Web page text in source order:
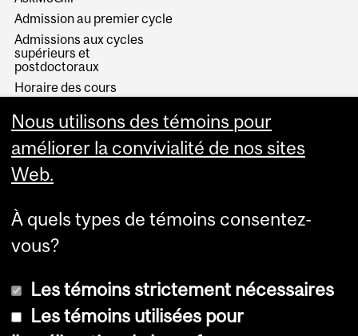
Admission au premier cycle
Admissions aux cycles
supérieurs et
postdoctoraux
Horaire des cours
Services aux étudiants
Nous utilisons des témoins pour
améliorer la convivialité de nos sites
Web.
À quels types de témoins consentez-
vous?
Les témoins strictement nécessaires
Les témoins utilisées pour